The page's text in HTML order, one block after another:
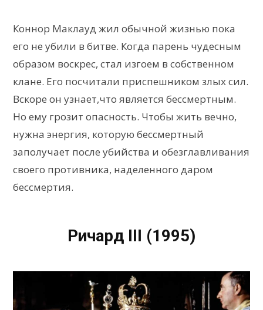
Коннор Маклауд жил обычной жизнью пока
его не убили в битве. Когда парень чудесным
образом воскрес, стал изгоем в собственном
клане. Его посчитали приспешником злых сил.
Вскоре он узнает,что является бессмертным.
Но ему грозит опасность. Чтобы жить вечно,
нужна энергия, которую бессмертный
заполучает после убийства и обезглавливания
своего противника, наделенного даром
бессмертия.
Ричард III (1995)